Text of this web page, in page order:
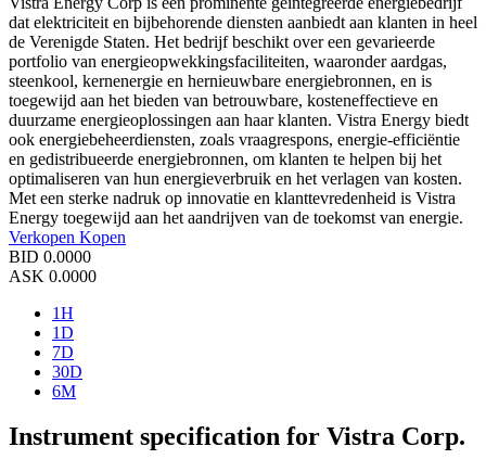
dat elektriciteit en bijbehorende diensten aanbiedt aan klanten in heel
de Verenigde Staten. Het bedrijf beschikt over een gevarieerde
portfolio van energieopwekkingsfaciliteiten, waaronder aardgas,
steenkool, kernenergie en hernieuwbare energiebronnen, en is
toegewijd aan het bieden van betrouwbare, kosteneffectieve en
duurzame energieoplossingen aan haar klanten. Vistra Energy biedt
ook energiebeheerdiensten, zoals vraagrespons, energie-efficiëntie
en gedistribueerde energiebronnen, om klanten te helpen bij het
optimaliseren van hun energieverbruik en het verlagen van kosten.
Met een sterke nadruk op innovatie en klanttevredenheid is Vistra
Energy toegewijd aan het aandrijven van de toekomst van energie.
Verkopen Kopen
BID 0.0000
ASK 0.0000
1H
1D
7D
30D
6M
Instrument specification for Vistra Corp.